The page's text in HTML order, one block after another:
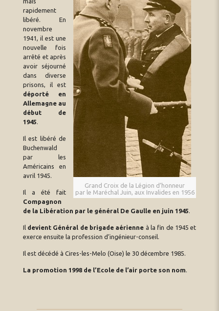
Grand Croix de la Légion d’honneur
par le Maréchal Juin, aux Invalides en 1956
rapidement
libéré. En
novembre
1941, il est une
nouvelle fois
arrêté et après
avoir séjourné
dans diverse
prisons, il est
déporté en
Allemagne au
début de
1945
Il est libéré de
Buchenwald
par les
Américains en
avril 1945.
Il a été fait
Compagnon
de la Libération par le général De Gaulle en juin 1945
Il devient Général de brigade aérienne à la fin de 1945 et
exerce ensuite la profession d’ingénieur-conseil.
Il est décédé à Cires-les-Melo (Oise) le 30 décembre 1985.
La promotion 1998 de l’Ecole de l’air porte son nom